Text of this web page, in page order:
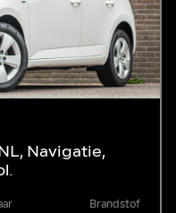
Navigatie,
Brandstof